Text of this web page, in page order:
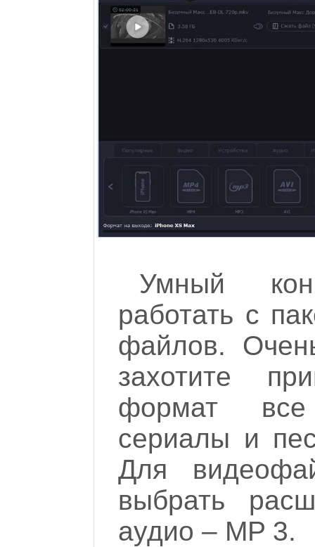
Умный
работать с
файлов.
захотите
формат
сериалы и
Для
выбрать
аудио – MP 3.